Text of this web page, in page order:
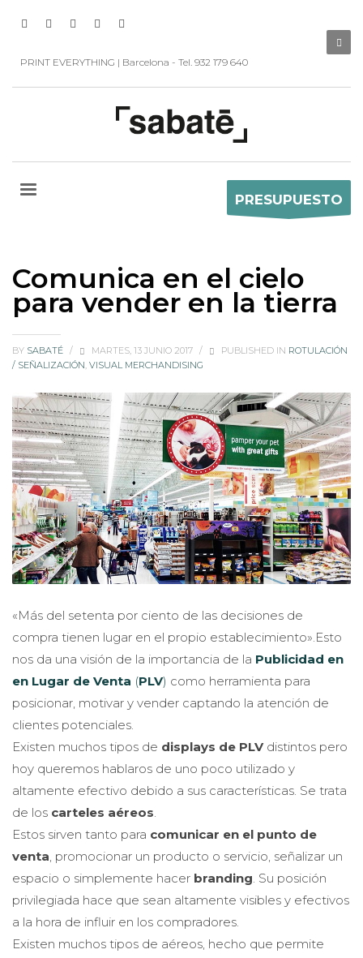
PRINT EVERYTHING | Barcelona - Tel. 932 179 640
PRESUPUESTO
Comunica en el cielo
para vender en la tierra
BY SABATÉ / MARTES, 13 JUNIO 2017 / PUBLISHED IN ROTULACIÓN
/ SEÑALIZACIÓN, VISUAL MERCHANDISING
«Más del setenta por ciento de las decisiones de
compra tienen lugar en el propio establecimiento».Esto
nos da una visión de la importancia de la Publicidad en
en Lugar de Venta (PLV) como herramienta para
posicionar, motivar y vender captando la atención de
clientes potenciales.
Existen muchos tipos de displays de PLV distintos pero
hoy queremos hablaros de uno poco utilizado y
altamente efectivo debido a sus características. Se trata
de los carteles aéreos
Estos sirven tanto para comunicar en el punto de
venta , promocionar un producto o servicio, señalizar un
espacio o simplemente hacer branding . Su posición
privilegiada hace que sean altamente visibles y efectivos
a la hora de influir en los compradores.
Existen muchos tipos de aéreos, hecho que permite